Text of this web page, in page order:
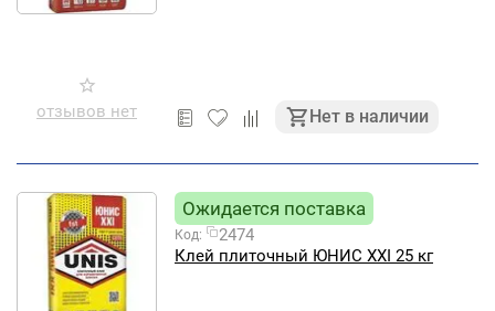
отзывов нет Нет в наличии
Ожидается поставка
Код:
2474
Клей плиточный ЮНИС XXI 25 кг